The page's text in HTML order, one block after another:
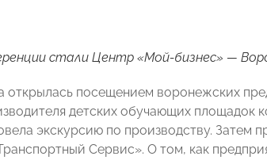
стали Центр «Мой-бизнес» —
открылась посещением воронежских
детских обучающих
экскурсию по производству. Затем
Сервис». О том, как